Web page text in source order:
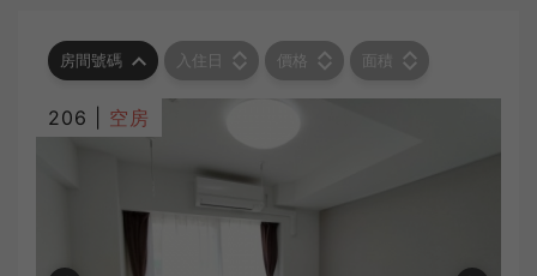
房間號碼 入住日 價格 面積
206 | 空房